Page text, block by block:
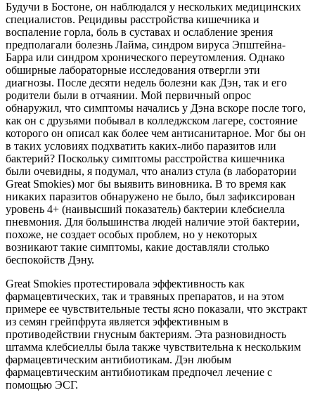
Будучи в Бостоне, он наблюдался у нескольких медицинских
специалистов. Рецидивы расстройства кишечника и
воспаление горла, боль в суставах и ослабление зрения
предполагали болезнь Лайма, синдром вируса Эпштейна-
Барра или синдром хронического переутомления. Однако
обширные лабораторные исследования отвергли эти
диагнозы. После десяти недель болезни как Дэн, так и его
родители были в отчаянии. Мой первичный опрос
обнаружил, что симптомы начались у Дэна вскоре после того,
как он с друзьями побывал в колледжском лагере, состояние
которого он описал как более чем антисанитарное. Мог бы он
в таких условиях подхватить каких-либо паразитов или
бактерий? Поскольку симптомы расстройства кишечника
были очевидны, я подумал, что анализ стула (в лаборатории
Great Smokies) мог бы выявить виновника. В то время как
никаких паразитов обнаружено не было, был зафиксирован
уровень 4+ (наивысший показатель) бактерии клебсиелла
пневмония. Для большинства людей наличие этой бактерии,
похоже, не создает особых проблем, но у некоторых
возникают такие симптомы, какие доставляли столько
беспокойств Дэну.
Great Smokies протестировала эффективность как
фармацевтических, так и травяных препаратов, и на этом
примере ее чувствительные тесты ясно показали, что экстракт
из семян грейпфрута является эффективным в
противодействии гнусным бактериям. Эта разновидность
штамма клебсиеллы была также чувствительна к нескольким
фармацевтическим антибиотикам. Дэн любым
фармацевтическим антибиотикам предпочел лечение с
помощью ЭСГ.